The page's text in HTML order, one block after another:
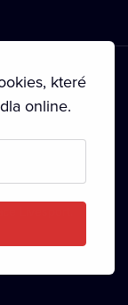
používání
které
online.